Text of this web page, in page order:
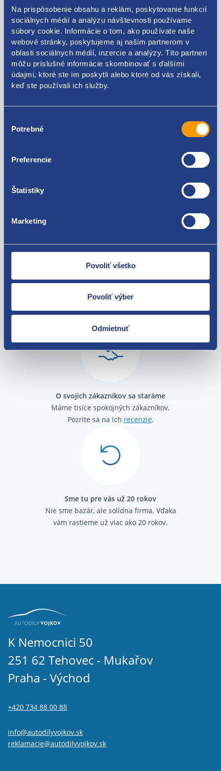
Na prispôsobenie obsahu a reklám, poskytovanie funkcií
sociálnych médií a analýzu návštevnosti používame
súbory cookie. Informácie o tom, ako používate naše
webové stránky, poskytujeme aj našim partnerom v
oblasti sociálnych médií, inzercie a analýzy. Títo partneri
môžu príslušné informácie skombinovať s ďalšími
údajmi, ktoré ste im poskytli alebo ktoré od vás získali,
keď ste používali ich služby.
súhlasu
Potrebné
Preferencie
Štatistiky
Marketing
Povoliť všetko
Povoliť výber
Odmietnuť
Supermäkké, superjemné nestrapkajúcou
Vysokoúčinná utierka z mikrovlákna je vhodná pre
všetky povrchy Ideálna na laky, pochromavané
povrchy, sklo, palubnej dosky a ďalšie.
Výborne nanáša leštiace pasty, leští, a odstraňuje
zvyšky vosku, leštidiel, glazúry a poradí si aj s
odtlačkami prstov na povrchu vozidla.
Nie ste spokojní? Vyriešime to!
zakúpenia. Alebo vám pošleme náhradu.
O svojich zákazníkov sa staráme
Máme tisíce spokojných zákazníkov.
Pozrite sa na ich recenzie.
Sme tu pre vás už 20 rokov
Nie sme bazár, ale solídna firma. Vďaka
vám rastieme už viac ako 20 rokov.
K Nemocnici 50
251 62 Tehovec - Mukařov
Praha - Východ
+420 734 88 00 88
info@autodilyvojkov.sk
reklamacie@autodilyvojkov.sk